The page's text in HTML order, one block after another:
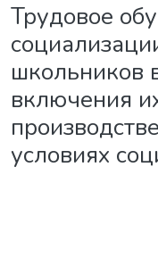
Трудовое
школьников
включения
условиях